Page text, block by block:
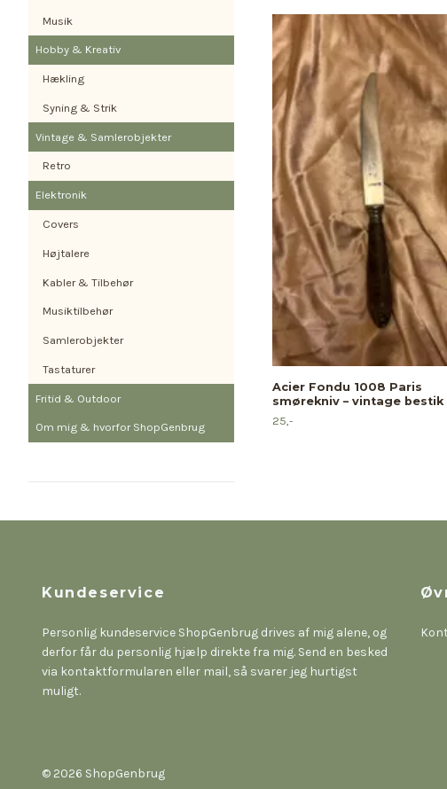
Musik
Hobby & Kreativ
Hækling
Syning & Strik
Vintage & Samlerobjekter
Retro
Elektronik
Covers
Højtalere
Kabler & Tilbehør
Musiktilbehør
Samlerobjekter
Tastaturer
Fritid & Outdoor
Om mig & hvorfor ShopGenbrug
Acier Fondu 1008 Paris
smørekniv – vintage bestik
25,-
Kundeservice
Personlig kundeservice ShopGenbrug drives af mig alene, og
derfor får du personlig hjælp direkte fra mig. Send en besked
via kontaktformularen eller mail, så svarer jeg hurtigst
muligt.
© 2026 ShopGenbrug